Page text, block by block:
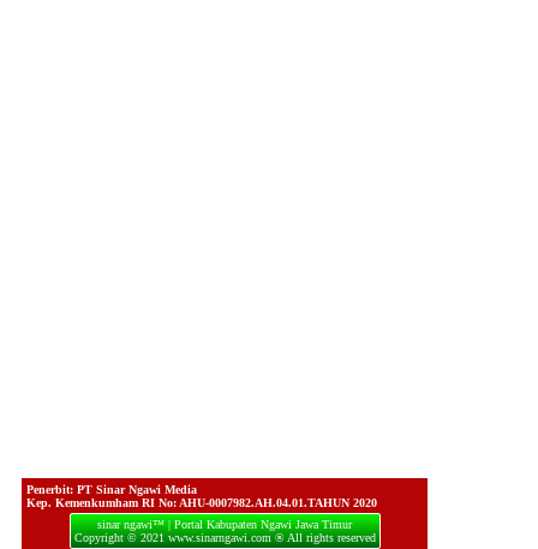
Penerbit: PT Sinar Ngawi Media
Kep. Kemenkumham RI No: AHU-0007982.AH.04.01.TAHUN 2020
sinar ngawi™ | Portal Kabupaten Ngawi Jawa Timur
Copyright © 2021 www.sinarngawi.com ® All rights reserved